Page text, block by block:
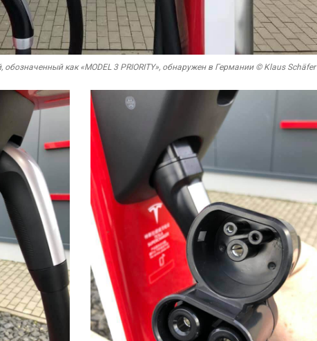
обозначенный как «MODEL 3 PRIORITY», обнаружен в Германии © Klaus Schäfer